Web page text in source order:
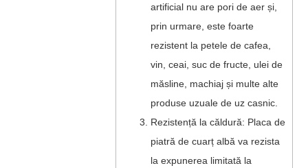
artificial nu are pori de aer și,
prin urmare, este foarte
rezistent la petele de cafea,
vin, ceai, suc de fructe, ulei de
măsline, machiaj și multe alte
produse uzuale de uz casnic.
Rezistență la căldură: Placa de
piatră de cuarț albă va rezista
la expunerea limitată la